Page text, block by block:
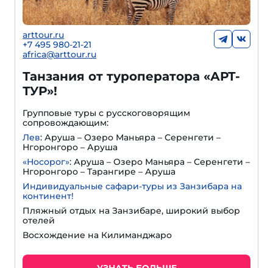
arttour.ru
+7 495 980-21-21
africa@arttour.ru
Танзания от туроператора «АРТ-
ТУР»!
Групповые туры с русскоговорящим
сопровождающим:
Лев: Аруша – Озеро Маньяра – Серенгети –
Нгоронгоро – Аруша
«Носорог»: Аруша – Озеро Маньяра – Серенгети –
Нгоронгоро – Тарангире – Аруша
Индивидуальные сафари-туры из Занзибара на
континент!
Пляжный отдых на Занзибаре, широкий выбор
отелей
Восхождение на Килиманджаро